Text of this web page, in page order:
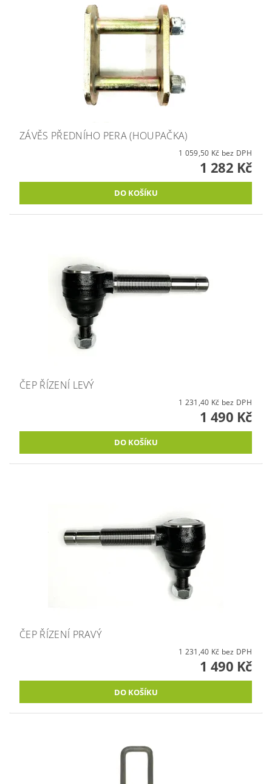
ZÁVĚS PŘEDNÍHO PERA (HOUPAČKA)
1 059,50 Kč bez DPH
1 282 Kč
ČEP ŘÍZENÍ LEVÝ
1 231,40 Kč bez DPH
1 490 Kč
ČEP ŘÍZENÍ PRAVÝ
1 231,40 Kč bez DPH
1 490 Kč